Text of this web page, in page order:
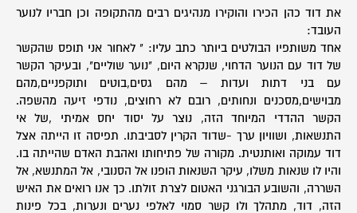
את דוד כהן הכירו והוקירו מנהיגים רבים מהתקופה וכן חבריו לנוער
העובד:
אחד משותפיו הבולטים ביותר כתב עליו: " לאחור אני תופס שהקשר
של דוד עם הנוער הדחוי, שנקרא היום, "נוער שוליים", ובעיקר הקשר
עם בני דתות ועדות – מהם גסים,בוטים ותוקפניים,מהם
מבוישים,מסכנים ונחותים, רובם לא רחוצים, נודפי זיעה מהשפה.
הקשר ההדדי המיוחד הזה, נוצר על יסוד יחס אמיתי ,של אי
התנשאות, ושוויון ערך -שדוד הקרין לסביבתו. תפיסה זו הייתה אצל
דוד עמוקה ואותנטית. מקורה של פתיחותו ואהבת האדם שהייתה בו.
והיו לו שנאות משלו, עיקר השנאות הופנו אל הסנובי, אל המתנשא, אל
השררה, והשובע הבורגני האטום לצרת זולתו. כך אנו רואים את האיש
הזה, דוד, מתהלך ולו קשר סמוי לאלפי נערים ונערות, בכל פינות